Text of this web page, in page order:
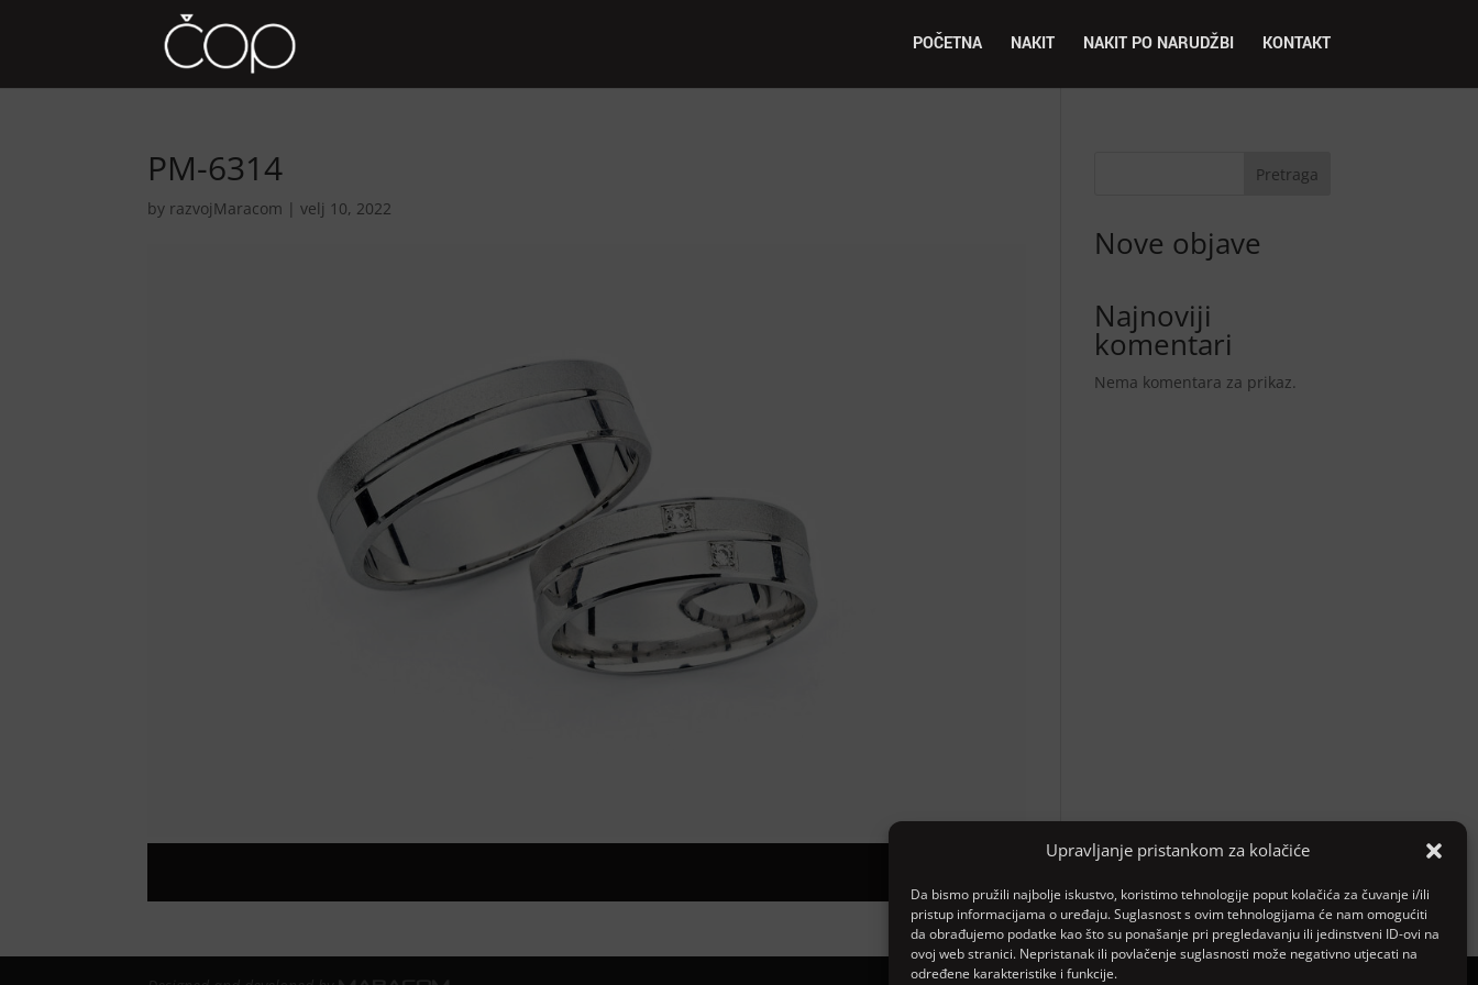
Upravljanje pristankom za kolačiće
Da bismo pružili najbolje iskustvo, koristimo tehnologije poput kolačića za čuvanje i/ili
pristup informacijama o uređaju. Suglasnost s ovim tehnologijama će nam omogućiti
da obrađujemo podatke kao što su ponašanje pri pregledavanju ili jedinstveni ID-ovi na
ovoj web stranici. Nepristanak ili povlačenje suglasnosti može negativno utjecati na
određene karakteristike i funkcije.
POČETNA NAKIT NAKIT PO NARUDŽBI KONTAKT
PM-6314
by razvojMaracom |velj 10, 2022
Pretraga
Nove objave
Najnoviji
komentari
Nema komentara za prikaz.